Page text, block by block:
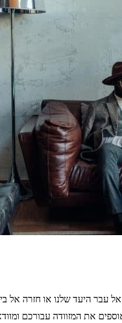
היעד שלנו או חזרה אל